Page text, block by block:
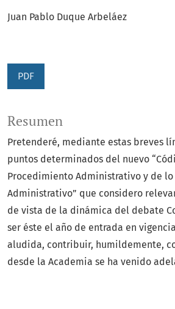
Juan Pablo Duque Arbeláez
PDF
Resumen
Pretenderé, mediante estas breves
puntos determinados del nuevo
Procedimiento Administrativo y de lo
Administrativo” que considero
de vista de la dinámica del debate
ser éste el año de entrada en
aludida, contribuir, humildemente,
desde la Academia se ha venido